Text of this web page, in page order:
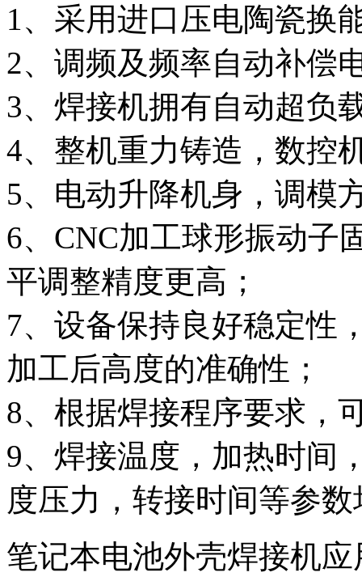
1、采用进口压电陶瓷换
2、调频及频率自动补偿
3、焊接机拥有自动超负
4、整机重力铸造，数控
5、电动升降机身，调模
6、CNC加工球形振动子
平调整精度更高；
7、设备保持良好稳定性
加工后高度的准确性；
8、根据焊接程序要求，
9、焊接温度，加热时间
度压力，转接时间等参
笔记本电池外壳焊接机应